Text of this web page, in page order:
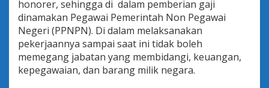
honorer, sehingga di dalam pemberian gaji
dinamakan Pegawai Pemerintah Non Pegawai
Negeri (PPNPN). Di dalam melaksanakan
pekerjaannya sampai saat ini tidak boleh
memegang jabatan yang membidangi, keuangan,
kepegawaian, dan barang milik negara.